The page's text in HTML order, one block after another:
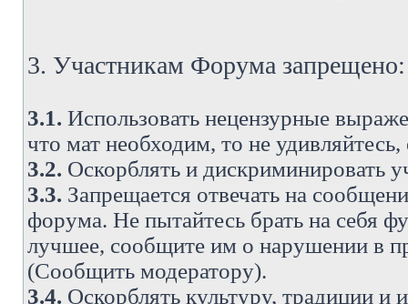
3. Участникам Форума запрещено:
3.1. Использовать нецензурные
что мат необходим, то не
3.2. Оскорблять и дискриминировать
3.3. Запрещается отвечать на
форума. Не пытайтесь брать на себя
лучшее, сообщите им о нарушении в
(Сообщить модератору).
3.4. Оскорблять культуру, традиции